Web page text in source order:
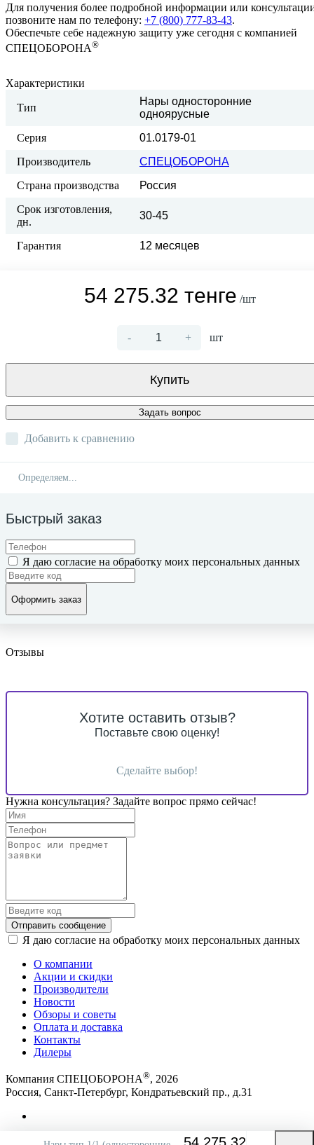
Для получения более подробной информации или
позвоните нам по телефону: +7 (800) 777-83-43.
Обеспечьте себе надежную защиту уже сегодня с компанией
СПЕЦОБОРОНА®
Характеристики
Тип
Нары односторонние
одноярусные
Серия
01.0179-01
Производитель
СПЕЦОБОРОНА
Страна производства
Россия
Срок изготовления,
дн.
30-45
Гарантия 12 месяцев
54 275.32 тенге /шт
- + шт
Купить
Задать вопрос
Добавить к сравнению
Определяем...
Быстрый заказ
Я даю согласие на обработку моих персональных данных
Оформить заказ
Отзывы
Хотите оставить отзыв?
Поставьте свою оценку!
Сделайте выбор!
Нужна консультация? Задайте вопрос прямо сейчас!
Отправить сообщение
Я даю согласие на обработку моих персональных данных
О компании
Акции и скидки
Производители
Новости
Обзоры и советы
Оплата и доставка
Контакты
Дилеры
Компания СПЕЦОБОРОНА®, 2026
Россия, Санкт-Петербург, Кондратьевский пр., д.31
Политика компании в отношении обработки